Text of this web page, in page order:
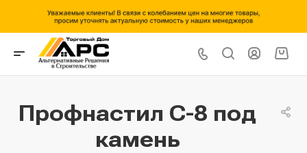
Профнастил С-8 под
камень